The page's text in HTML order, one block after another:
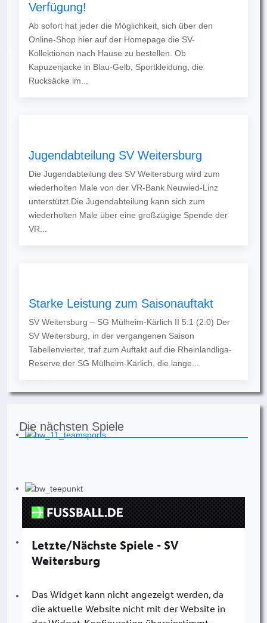
Verfügung!
Ab sofort hat jeder die Möglichkeit, sich über den
Online-Shop hier auf der Homepage die SV-
Kollektionen nach Hause zu bestellen. Ob
Kapuzenjacke in Blau-Gelb, Sportkleidung, die
Rucksäcke im...
Jugendabteilung SV Weitersburg
Die Jugendabteilung des SV Weitersburg wird zum
wiederholten Male von der VR-Bank Neuwied-Linz
unterstützt Die Jugendabteilung kann sich zum
wiederholten Male über eine großzügige Spende der
VR...
Starke Leistung zum Saisonauftakt
SV Weitersburg – SG Mülheim-Kärlich II 5:1 (2:0) Der
SV Weitersburg, in der vergangenen Saison
Tabellenvierter, traf zum Auftakt auf die Rheinlandliga-
Reserve der SG Mülheim-Kärlich, die lange...
Die nächsten Spiele